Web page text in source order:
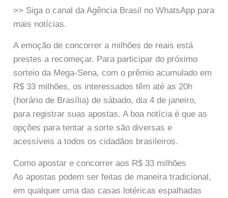
>> Siga o canal da Agência Brasil no WhatsApp para
mais notícias.
A emoção de concorrer a milhões de reais está
prestes a recomeçar. Para participar do próximo
sorteio da Mega-Sena, com o prêmio acumulado em
R$ 33 milhões, os interessados têm até as 20h
(horário de Brasília) de sábado, dia 4 de janeiro,
para registrar suas apostas. A boa notícia é que as
opções para tentar a sorte são diversas e
acessíveis a todos os cidadãos brasileiros.
Como apostar e concorrer aos R$ 33 milhões
As apostas podem ser feitas de maneira tradicional,
em qualquer uma das casas lotéricas espalhadas